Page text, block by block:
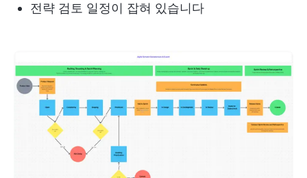
전략 검토 일정이 잡혀 있습니다